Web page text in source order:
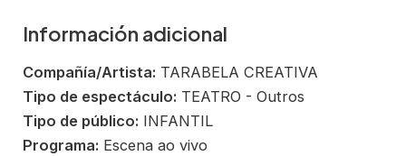
Información adicional
Compañía/Artista: TARABELA CREATIVA
Tipo de espectáculo: TEATRO - Outros
Tipo de público: INFANTIL
Programa: Escena ao vivo